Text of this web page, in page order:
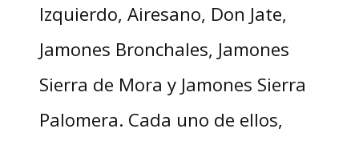
Izquierdo, Airesano, Don Jate,
Jamones Bronchales, Jamones
Sierra de Mora y Jamones Sierra
Palomera. Cada uno de ellos,